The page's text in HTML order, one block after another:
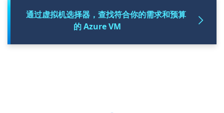
通过虚拟机选择器，查找符合你的需求和预算
的 Azure VM